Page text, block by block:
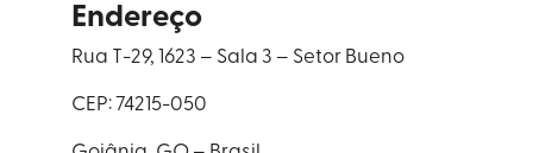
Endereço
Rua T-29, 1623 – Sala 3 – Setor Bueno
CEP: 74215-050